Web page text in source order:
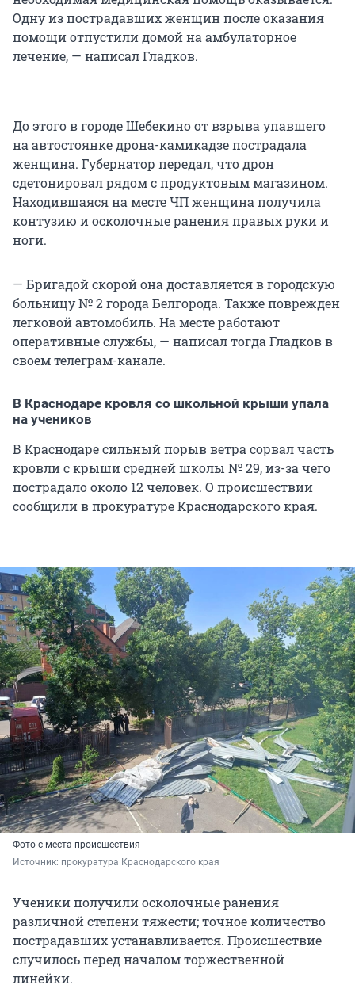
Одну из пострадавших женщин после оказания
помощи отпустили домой на амбулаторное
лечение, — написал Гладков.
До этого в городе Шебекино от взрыва упавшего
на автостоянке дрона-камикадзе пострадала
женщина. Губернатор передал, что дрон
сдетонировал рядом с продуктовым магазином.
Находившаяся на месте ЧП женщина получила
контузию и осколочные ранения правых руки и
ноги.
— Бригадой скорой она доставляется в городскую
больницу № 2 города Белгорода. Также поврежден
легковой автомобиль. На месте работают
оперативные службы, — написал тогда Гладков в
своем телеграм-канале.
В Краснодаре кровля со школьной крыши упала
на учеников
В Краснодаре сильный порыв ветра сорвал часть
кровли с крыши средней школы № 29, из-за чего
пострадало около 12 человек. О происшествии
сообщили в прокуратуре Краснодарского края.
Фото с места происшествия
Источник: прокуратура Краснодарского края
Ученики получили осколочные ранения
различной степени тяжести; точное количество
пострадавших устанавливается. Происшествие
случилось перед началом торжественной
линейки.